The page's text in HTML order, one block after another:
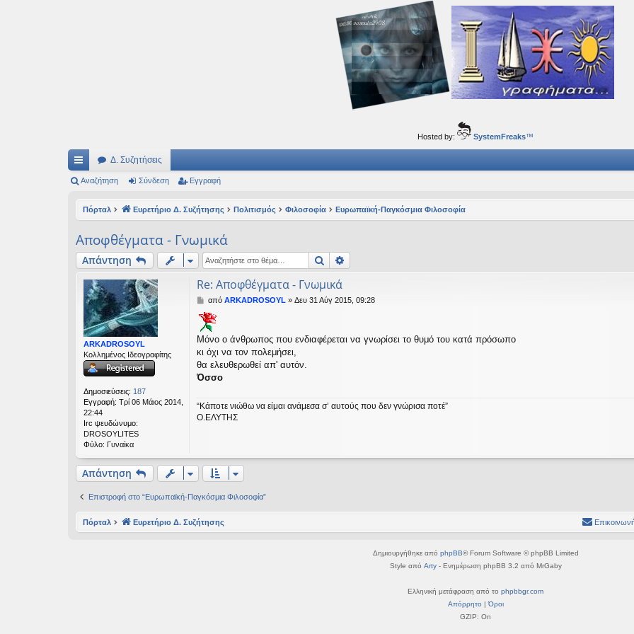
Αυτός ο τόπος φιλοδοξεί να ανοίγει μονοπάτια για τα συναρπαστικά και όμορφα ταξίδια του νού...
Hosted by: SystemFreaks™
ρή
ς
συ
Δ. Συζητήσεις
Αναζήτηση Σύνδεση Εγγραφή
Πόρταλ Ευρετήριο Δ. Συζήτησης Πολιτισμός Φιλοσοφία Ευρωπαϊκή-Παγκόσμια Φιλοσοφία
Αποφθέγματα - Γνωμικά
Απάντηση Αναζήτηση
ARKADROSOYL
Κολλημένος Ιδεογραφίτης
Δημοσιεύσεις: 187
Εγγραφή: Τρί 06 Μάιος 2014,
22:44
Irc ψευδώνυμο:
DROSOYLITES
Φύλο: Γυναίκα
Re: Αποφθέγματα - Γνωμικά
Δ
μ
ο
σ
ε
από ARKADROSOYL » Δευ 31 Αύγ 2015, 09:28
Μόνο ο άνθρωπος που ενδιαφέρεται να γνωρίσει το θυμό του κατά πρόσωπο
κι όχι να τον πολεμήσει,
θα ελευθερωθεί απ' αυτόν.
Όσσο
“Κάποτε νιώθω να είμαι ανάμεσα σ’ αυτούς που δεν γνώρισα ποτέ”
O.ΕΛΥΤΗΣ
Απάντηση
Επιστροφή στο “Ευρωπαϊκή-Παγκόσμια Φιλοσοφία”
Πόρταλ Ευρετήριο Δ. Συζήτησης
Δημιουργήθηκε από phpBB® Forum Software © phpBB Limited
Style από Arty- Ενημέρωση phpBB 3.2 από MrGaby
Ελληνική μετάφραση από το phpbbgr.com
Απόρρητο |Όροι
GZIP: On